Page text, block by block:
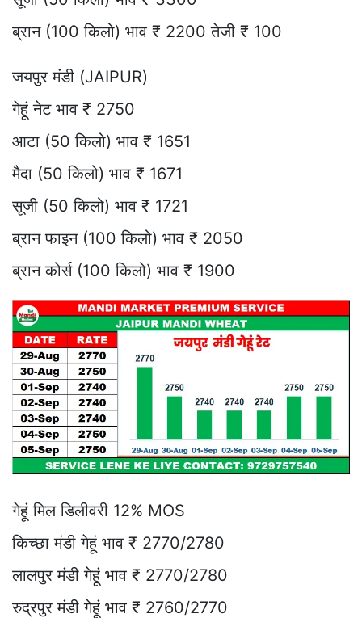
ब्रान (100 किलो) भाव ₹ 2200 तेजी ₹ 100
जयपुर मंडी (JAIPUR)
गेहूं नेट भाव ₹ 2750
आटा (50 किलो) भाव ₹ 1651
मैदा (50 किलो) भाव ₹ 1671
सूजी (50 किलो) भाव ₹ 1721
ब्रान फाइन (100 किलो) भाव ₹ 2050
ब्रान कोर्स (100 किलो) भाव ₹ 1900
गेहूं मिल डिलीवरी 12% MOS
किच्छा मंडी गेहूं भाव ₹ 2770/2780
लालपुर मंडी गेहूं भाव ₹ 2770/2780
रुद्रपुर मंडी गेहूं भाव ₹ 2760/2770